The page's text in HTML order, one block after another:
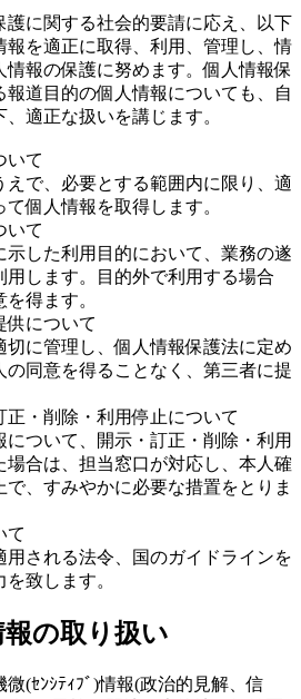
護に関する社会的要請に応え、以下
報を適正に取得、利用、管理し、情
報の保護に努めます。個人情報保
道目的の個人情報についても、自
適正な扱いを講じます。
いて
で、必要とする範囲内に限り、適
個人情報を取得します。
いて
した利用目的において、業務の遂
します。目的外で利用する場合
得ます。
供について
に管理し、個人情報保護法に定め
の同意を得ることなく、第三者に提
正・削除・利用停止について
ついて、開示・訂正・削除・利用
合は、担当窓口が対応し、本人確
、すみやかに必要な措置をとりま
て
される法令、国のガイドラインを
致します。
の取り扱い
(ｾﾝｼﾃｨﾌﾞ)情報(政治的見解、信